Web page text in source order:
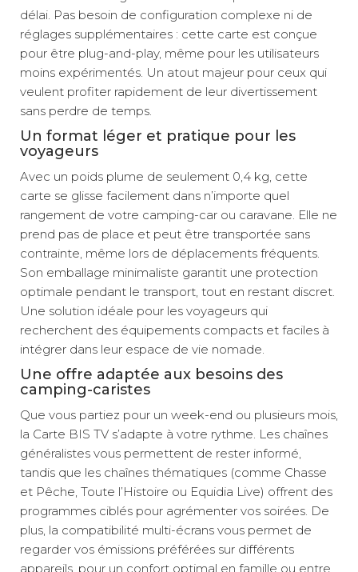
délai. Pas besoin de configuration complexe ni de
réglages supplémentaires : cette carte est conçue
pour être plug-and-play, même pour les utilisateurs
moins expérimentés. Un atout majeur pour ceux qui
veulent profiter rapidement de leur divertissement
sans perdre de temps.
Un format léger et pratique pour les
voyageurs
Avec un poids plume de seulement 0,4 kg, cette
carte se glisse facilement dans n’importe quel
rangement de votre camping-car ou caravane. Elle ne
prend pas de place et peut être transportée sans
contrainte, même lors de déplacements fréquents.
Son emballage minimaliste garantit une protection
optimale pendant le transport, tout en restant discret.
Une solution idéale pour les voyageurs qui
recherchent des équipements compacts et faciles à
intégrer dans leur espace de vie nomade.
Une offre adaptée aux besoins des
camping-caristes
Que vous partiez pour un week-end ou plusieurs mois,
la Carte BIS TV s’adapte à votre rythme. Les chaînes
généralistes vous permettent de rester informé,
tandis que les chaînes thématiques (comme Chasse
et Pêche, Toute l’Histoire ou Equidia Live) offrent des
programmes ciblés pour agrémenter vos soirées. De
plus, la compatibilité multi-écrans vous permet de
regarder vos émissions préférées sur différents
appareils, pour un confort optimal en famille ou entre